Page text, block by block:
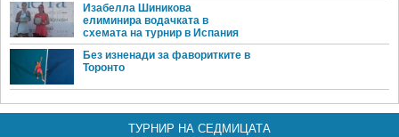
Изабелла Шиникова
елиминира водачката в
схемата на турнир в Испания
Без изненади за фаворитките в
Торонто
ТУРНИР НА СЕДМИЦАТА